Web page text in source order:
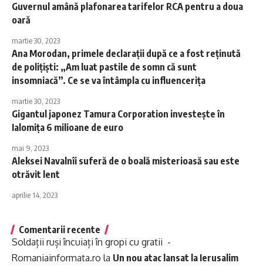
Guvernul amână plafonarea tarifelor RCA pentru a doua
oară
martie 30, 2023
Ana Morodan, primele declarații după ce a fost reținută
de polițiști: „Am luat pastile de somn că sunt
insomniacă”. Ce se va întâmpla cu influencerița
martie 30, 2023
Gigantul japonez Tamura Corporation investește în
Ialomița 6 milioane de euro
mai 9, 2023
Aleksei Navalnîi suferă de o boală misterioasă sau este
otrăvit lent
aprilie 14, 2023
Comentarii recente
Soldații ruși încuiați în gropi cu gratii -
Romaniainformata.ro la Un nou atac lansat la Ierusalim